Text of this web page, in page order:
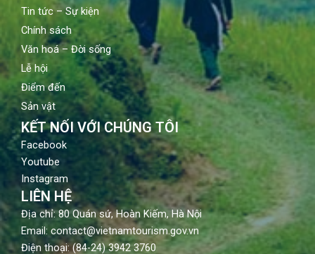
Tin tức – Sự kiện
Chính sách
Văn hoá – Đời sống
Lễ hội
Điểm đến
Sản vật
KẾT NỐI VỚI CHÚNG TÔI
Facebook
Youtube
Instagram
LIÊN HỆ
Địa chỉ: 80 Quán sứ, Hoàn Kiếm, Hà Nội
Email: contact@vietnamtourism.gov.vn
Điện thoại: (84-24) 3942 3760